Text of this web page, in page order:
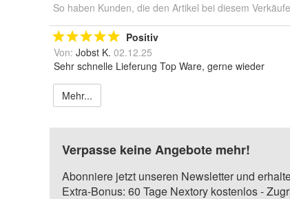
So haben Kunden, die den Artikel bei diesem
Positiv
Von: Jobst K. 02.12.25
Sehr schnelle Lieferung Top Ware, gerne wieder
Mehr...
Verpasse keine Angebote mehr!
Abonniere jetzt unseren Newsletter und
Extra-Bonus: 60 Tage Nextory kostenlos -